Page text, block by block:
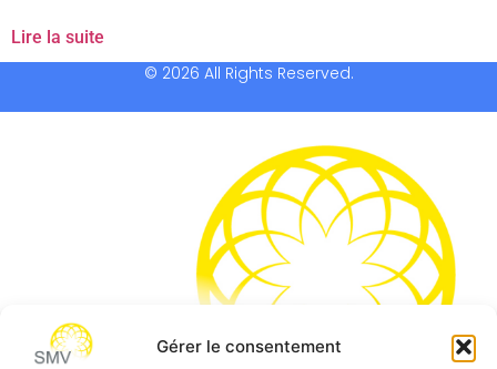
Gérer le consentement
Lire la suite
© 2026 All Rights Reserved.